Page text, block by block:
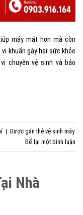
máy mát hơn mà còn
khuẩn gây hại sức khỏe
chuyên vệ sinh và bảo
| Được gắn thẻ vệ sinh máy
Để lại một bình luận
Nhà